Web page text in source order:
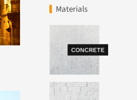
Materials